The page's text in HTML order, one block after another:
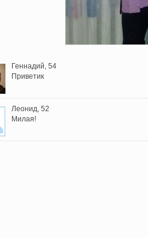
Геннадий, 54
Приветик
Леонид, 52
Милая!